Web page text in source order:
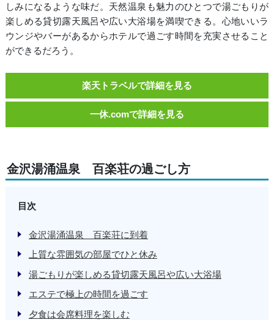
しみになるような味だ。天然温泉も魅力のひとつで湯ごもりが
楽しめる貸切露天風呂や広い大浴場を満喫できる。心地いいラ
ウンジやバーがあるからホテルで過ごす時間を充実させること
ができるだろう。
楽天トラベルで詳細を見る
一休.comで詳細を見る
金沢湯涌温泉 百楽荘の過ごし方
目次
金沢湯涌温泉 百楽荘に到着
上質な雰囲気の部屋でひと休み
湯ごもりが楽しめる貸切露天風呂や広い大浴場
エステで極上の時間を過ごす
夕食は会席料理を楽しむ